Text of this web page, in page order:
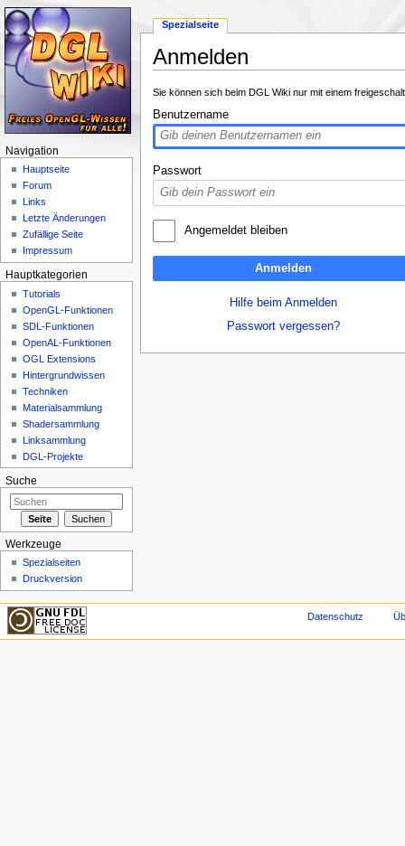
Anmelden
Sie können sich beim DGL Wiki nur mit einem
Benutzername
Passwort
Angemeldet bleiben
Anmelden
Hilfe beim Anmelden
Passwort vergessen?
Spezialseite
Navigation
Hauptseite
Forum
Links
Letzte Änderungen
Zufällige Seite
Impressum
Hauptkategorien
Tutorials
OpenGL-Funktionen
SDL-Funktionen
OpenAL-Funktionen
OGL Extensions
Hintergrundwissen
Techniken
Materialsammlung
Shadersammlung
Linksammlung
DGL-Projekte
Suche
Werkzeuge
Spezialseiten
Druckversion
Datenschutz